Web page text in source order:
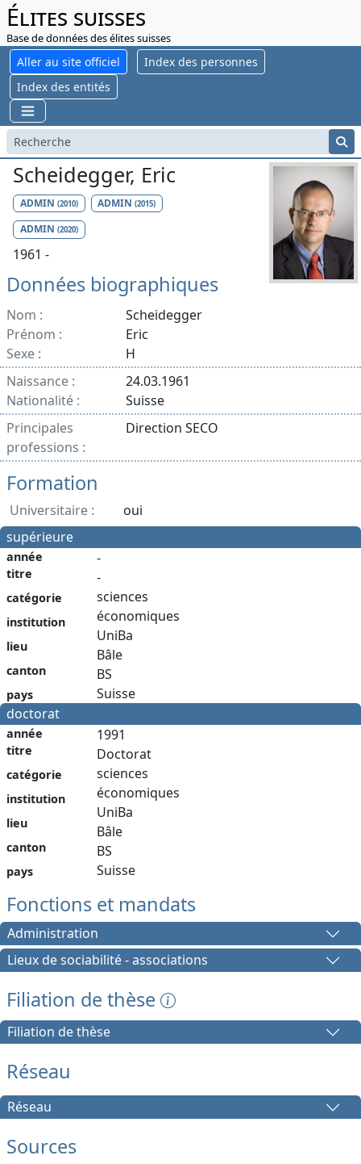
Élites suisses
Base de données des élites suisses
Aller au site officiel
Index des personnes
Index des entités
Scheidegger, Eric
ADMIN (2010) ADMIN(2015)
ADMIN (2020)
1961 -
Données biographiques
Nom :
Scheidegger
Prénom :
Eric
Sexe :
H
Naissance :
24.03.1961
Nationalité :
Suisse
Principales
professions :
Direction SECO
Formation
Universitaire :
oui
supérieure
année
titre
catégorie
institution
lieu
canton
pays
-
-
sciences
économiques
UniBa
Bâle
BS
Suisse
doctorat
année
titre
catégorie
institution
lieu
canton
pays
1991
Doctorat
sciences
économiques
UniBa
Bâle
BS
Suisse
Fonctions et mandats
Administration
Lieux de sociabilité - associations
Filiation de thèse
Filiation de thèse
Réseau
Réseau
Sources